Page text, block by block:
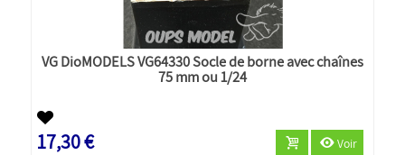
VG DioMODELS VG64330 Socle de borne avec chaînes
75 mm ou 1/24
17,30 € Voir